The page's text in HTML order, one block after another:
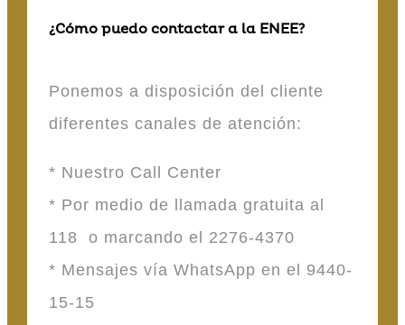
¿Cómo puedo contactar a la ENEE?
Ponemos a disposición del cliente
diferentes canales de atención:
* Nuestro Call Center
* Por medio de llamada gratuita al
118 o marcando el 2276-4370
* Mensajes vía WhatsApp en el 9440-
15-15